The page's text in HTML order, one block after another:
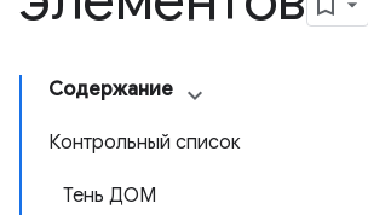
Содержание
Контрольный список
Тень ДОМ